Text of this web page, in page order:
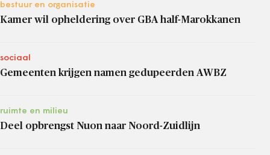
bestuur en organisatie
Kamer wil opheldering over GBA half-Marokkanen
sociaal
Gemeenten krijgen namen gedupeerden AWBZ
ruimte en milieu
Deel opbrengst Nuon naar Noord-Zuidlijn